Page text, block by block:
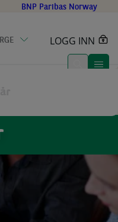
BNP Paribas Norway
LOGG INN